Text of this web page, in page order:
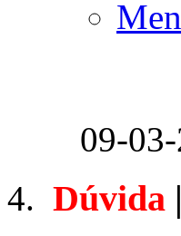
09-
Dúvida |